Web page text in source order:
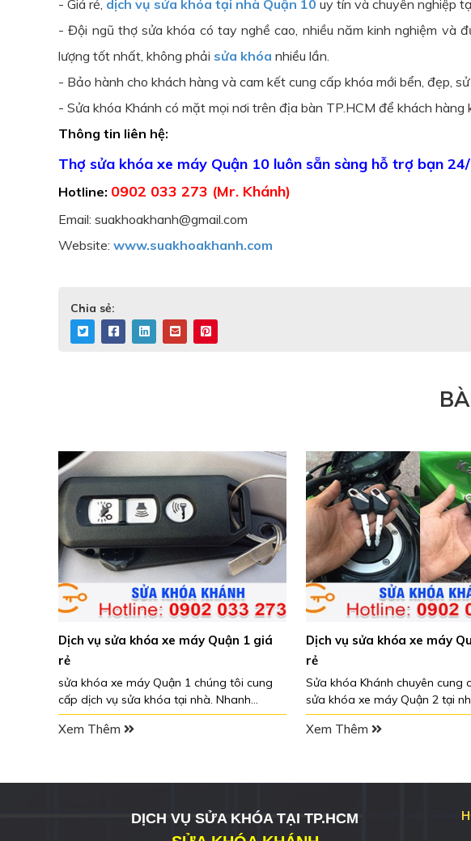
- Giá rẻ, dịch vụ sửa khóa tại nhà Quận 10 uy tín và chuyên nghiệp
- Đội ngũ thợ sửa khóa có tay nghề cao, nhiều năm kinh nghiệm và
lượng tốt nhất, không phải sửa khóa nhiều lần.
- Bảo hành cho khách hàng và cam kết cung cấp khóa mới bển, đẹp, sử
- Sửa khóa Khánh có mặt mọi nơi trên địa bàn TP.HCM để khách
Thông tin liên hệ:
Thợ sửa khóa xe máy Quận 10 luôn sẵn sàng hỗ trợ bạn
Hotline: 0902 033 273 (Mr. Khánh)
Email: suakhoakhanh@gmail.com
Website: www.suakhoakhanh.com
Chia sẻ:
xe máy Quận 1 giá
1 chúng tôi cung
tại nhà. Nhanh
tâm, nhiệt tình, uy tín,
sửa khóa Khánh.
Dịch vụ sửa khóa xe máy Quận 2 giá
Sửa khóa Khánh chuyên cung cấp dịch vụ
sửa khóa xe máy Quận 2 tại nhà, Quý
khách không cần phải tốn thời gian và
công sức di chuyển. Chỉ cần nhấc máy và
trong tuần, chỉ cần bạn có nhu cầu, dù bất
vụ.
Dịch vụ
Với kinh
cùng với
khóa xe
đến
DỊCH VỤ SỬA KHÓA TẠI TP.HCM